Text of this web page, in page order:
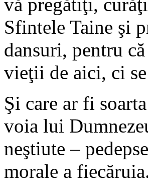
Sfintele Taine şi
dansuri, pentru
vieţii de aici, ci
Şi care ar fi
voia lui
neştiute –
morale a